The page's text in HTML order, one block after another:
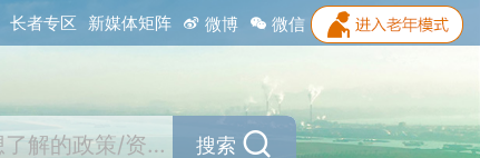
长者专区 新媒体矩阵 微博 微信
搜索